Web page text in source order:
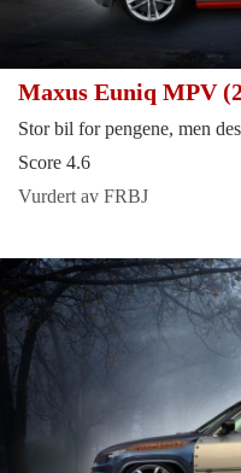
Maxus Euniq MPV
Stor bil for pengene, men
Score 4.6
Vurdert av FRBJ